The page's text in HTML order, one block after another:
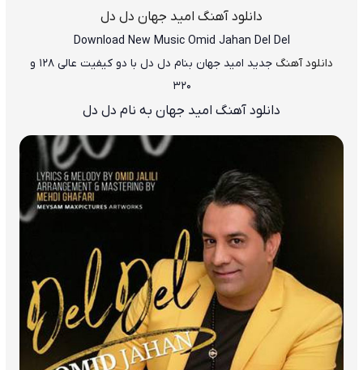
دانلود آهنگ امید جهان دل دل
Download New MusicOmid Jahan Del Del
دانلود آهنگ جدید امید جهان بنام دل دل
با دو کیفیت عالی ۱۲۸ و
۳۲۰
دانلود آهنگ امید جهان به نام دل دل